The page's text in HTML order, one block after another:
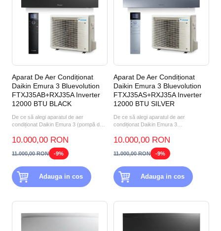
Aparat De Aer Condiționat
Daikin Emura 3 Bluevolution
FTXJ35AB+RXJ35A Inverter
12000 BTU BLACK
De ce să alegi aparatul de aer
condiționat Daikin Emura 3 (pompă de
10.000,00 RON
11.000,00 RON -9%
Adauga in cos
Aparat De Aer Condiționat
Daikin Emura 3 Bluevolution
FTXJ35AS+RXJ35A Inverter
12000 BTU SILVER
De ce să alegi aparatul de aer
condiționat Daikin Emura 3
SILVER?...
10.000,00 RON
11.000,00 RON -9%
Adauga in cos